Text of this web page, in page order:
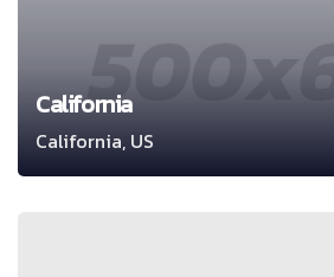
California
California, US